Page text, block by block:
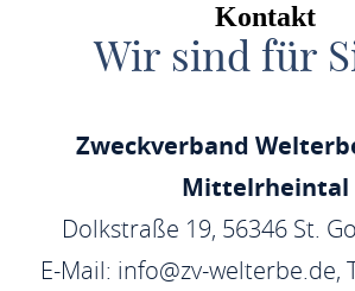
Kontakt
Wir sind für
Zweckverband
Mittelrheintal
Dolkstraße 19, 56346 St.
E-Mail: info@zv-welterbe.de,